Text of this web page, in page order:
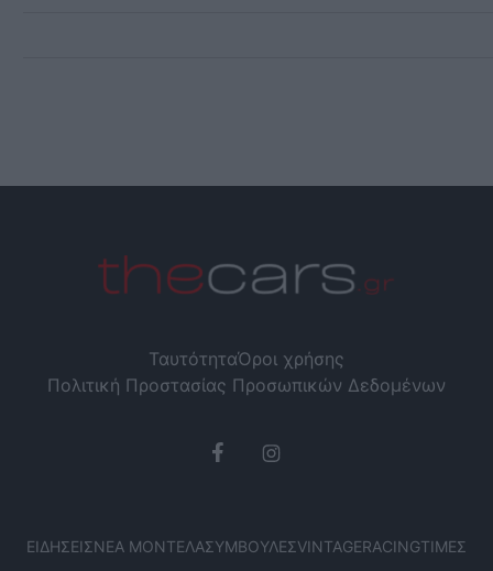
ΤαυτότηταΌροι χρήσης
Πολιτική Προστασίας Προσωπικών Δεδομένων
ΕΙΔΉΣΕΙΣΝΈΑ ΜΟΝΤΈΛΑΣΥΜΒΟΥΛΈΣVINTAGERACINGΤΙΜΈΣ